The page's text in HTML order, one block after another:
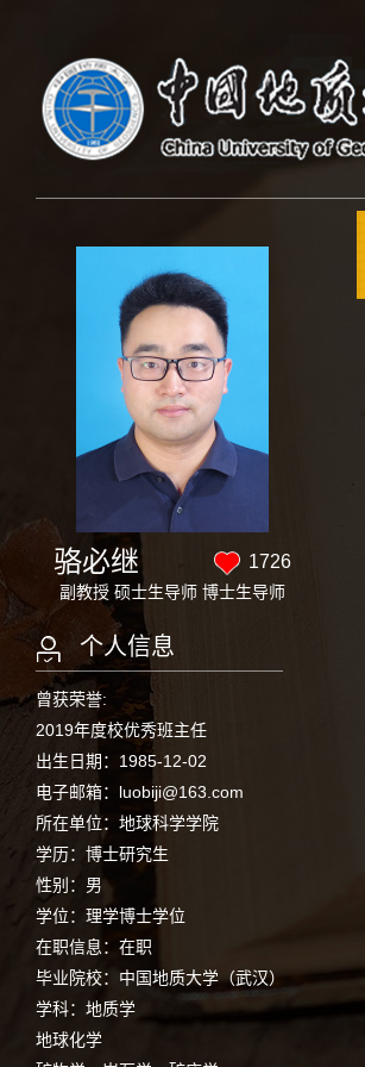
骆必继 1726
副教授 硕士生导师 博士生导师
个人信息
曾获荣誉:
2019年度校优秀班主任
出生日期：1985-12-02
电子邮箱： luobiji@163.com
所在单位：地球科学学院
学历：博士研究生
性别：男
学位：理学博士学位
在职信息：在职
毕业院校：中国地质大学（武汉）
学科：地质学
地球化学